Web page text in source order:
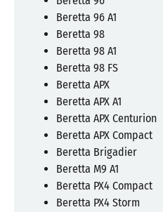
Beretta 96 A1
Beretta 98
Beretta 98 A1
Beretta 98 FS
Beretta APX
Beretta APX A1
Beretta APX Centurion
Beretta APX Compact
Beretta Brigadier
Beretta M9 A1
Beretta PX4 Compact
Beretta PX4 Storm